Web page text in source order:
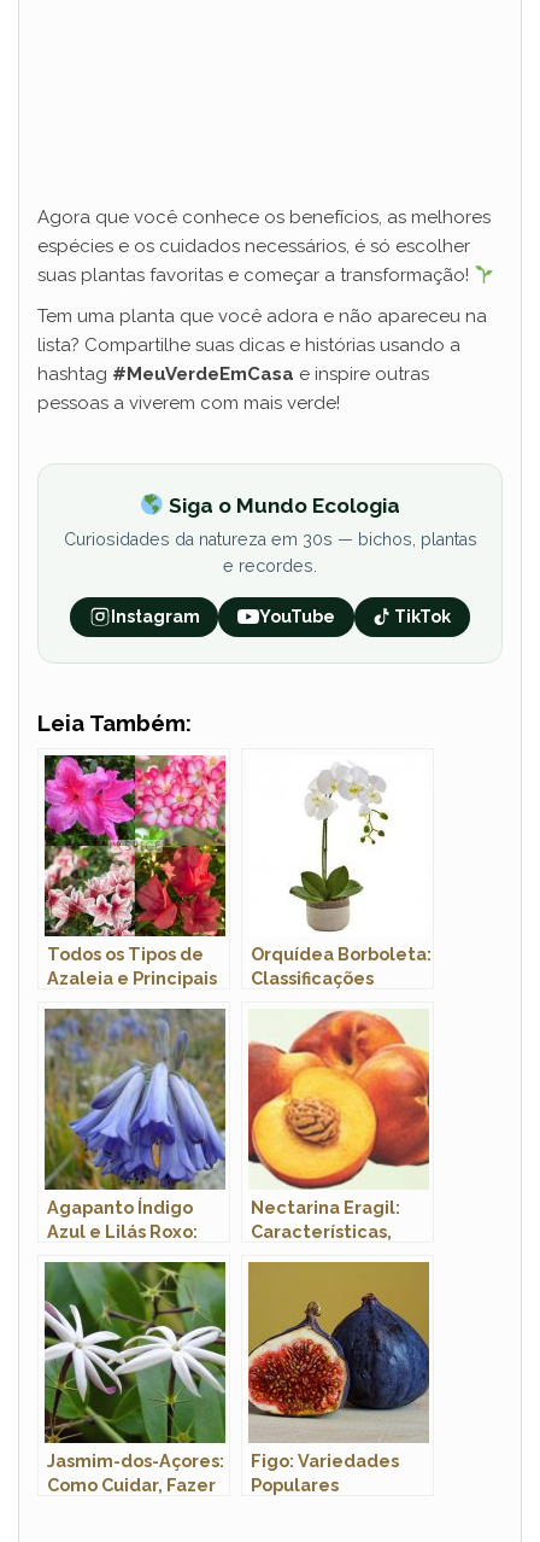
Agora que você conhece os benefícios, as melhores
espécies e os cuidados necessários, é só escolher
suas plantas favoritas e começar a transformação!
Tem uma planta que você adora e não apareceu na
lista? Compartilhe suas dicas e histórias usando a
hashtag #MeuVerdeEmCasa e inspire outras
pessoas a viverem com mais verde!
Siga o Mundo Ecologia
Curiosidades da natureza em 30s — bichos, plantas
e recordes.
Instagram YouTube TikTok
Leia Também:
Todos os Tipos de
Azaleia e Principais
Fotos
Orquídea Borboleta:
Classificações
Científico
Agapanto Índigo
Azul e Lilás Roxo:
Fotos
Nectarina Eragil:
Características,
Jasmim-dos-Açores:
Como Cuidar, Fazer
Figo: Variedades
Populares